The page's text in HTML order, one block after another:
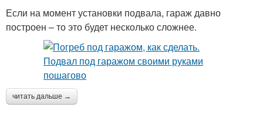
Если на момент установки подвала, гараж давно
построен – то это будет несколько сложнее.
читать дальше →